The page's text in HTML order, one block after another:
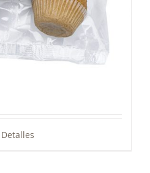
300 g
Detalles